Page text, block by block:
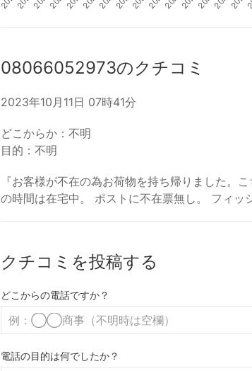
08066052973のクチコミ
2023年10月11日 07時41分
どこからか：不明
目的：不明
『お客様が不在の為お荷物を持ち帰りました。
の時間は在宅中。 ポストに不在票無し。 フィッ
クチコミを投稿する
どこからの電話ですか？
電話の目的は何でしたか？